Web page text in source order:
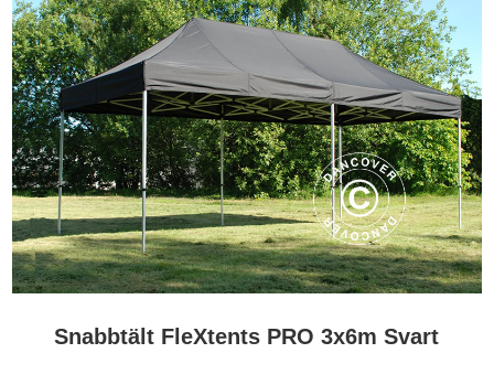
Snabbtält FleXtents PRO 3x6m Svart